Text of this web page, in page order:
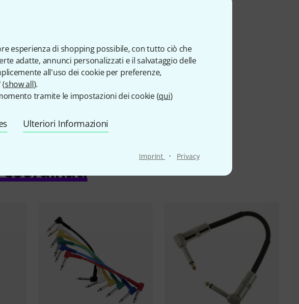
esperienza di shopping possibile, con tutto ciò che
adatte, annunci personalizzati e il salvataggio delle
all'uso dei cookie per preferenze,
(show all).
tramite le impostazioni dei cookie (qui)
Ulteriori Informazioni
Imprint · Privacy
coordinati